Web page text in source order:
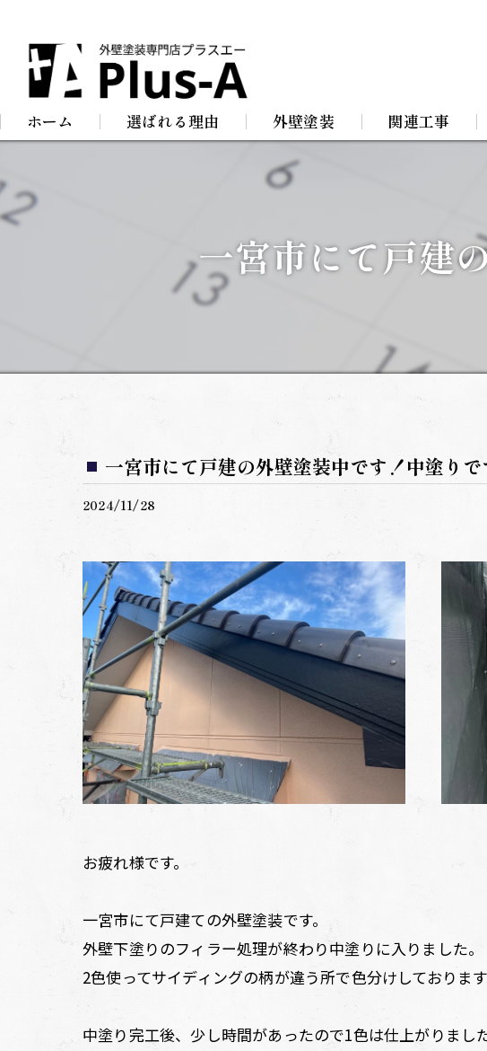
ホーム 選ばれる理由 外壁塗装
屋根塗装
店舗塗装
関連工事
屋根リフォーム
一宮市にて戸建
一宮市にて戸建の外壁塗装中です！中塗りで
2024/11/28
お疲れ様です。
一宮市にて戸建ての外壁塗装です。
外壁下塗りのフィラー処理が終わり中塗りに入りました。
2色使ってサイディングの柄が違う所で色分けしております
中塗り完工後、少し時間があったので1色は仕上がりまし